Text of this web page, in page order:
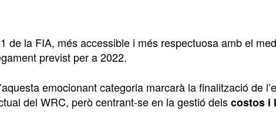
de la FIA, més accessible i més respectuosa amb el
previst per a 2022.
emocionant categoria marcarà la finalització de
del WRC, però centrant-se en la gestió delscostos i